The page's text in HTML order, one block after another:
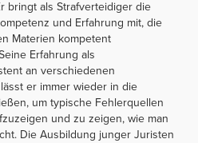
bringt als Strafverteidiger die
und Erfahrung mit, die
Materien kompetent
Erfahrung als
an verschiedenen
er immer wieder in die
um typische Fehlerquellen
und zu zeigen, wie man
Die Ausbildung junger Juristen